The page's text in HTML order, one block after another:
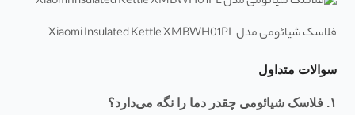
فلاسک شیائومی مدل Xiaomi Insulated Kettle XMBWH01PL
سوالات متداول
۱. فلاسک شیائومی چقدر دما را نگه می‌دارد؟